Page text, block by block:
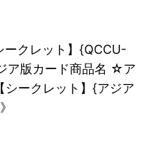
ークレット】{QCCU-
ア版カード商品名 ☆ア
ークレット】{アジア